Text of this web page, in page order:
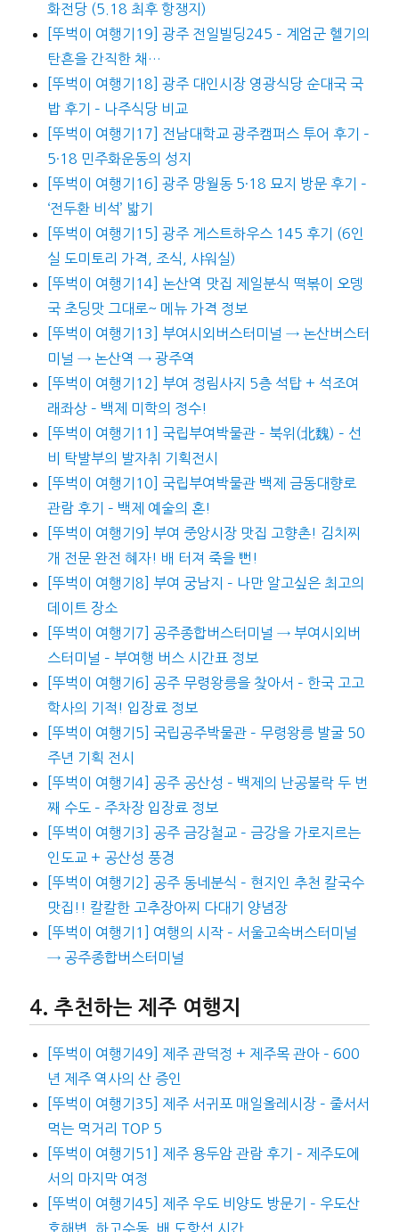
화전당 (5.18 최후 항쟁지)
[뚜벅이 여행기19] 광주 전일빌딩245 – 계엄군 헬기의
탄흔을 간직한 채…
[뚜벅이 여행기18] 광주 대인시장 영광식당 순대국 국
밥 후기 – 나주식당 비교
[뚜벅이 여행기17] 전남대학교 광주캠퍼스 투어 후기 –
5·18 민주화운동의 성지
[뚜벅이 여행기16] 광주 망월동 5·18 묘지 방문 후기 –
‘전두환 비석’ 밟기
[뚜벅이 여행기15] 광주 게스트하우스 145 후기 (6인
실 도미토리 가격, 조식, 샤워실)
[뚜벅이 여행기14] 논산역 맛집 제일분식 떡볶이 오뎅
국 초딩맛 그대로~ 메뉴 가격 정보
[뚜벅이 여행기13] 부여시외버스터미널 → 논산버스터
미널 → 논산역 → 광주역
[뚜벅이 여행기12] 부여 정림사지 5층 석탑 + 석조여
래좌상 – 백제 미학의 정수!
[뚜벅이 여행기11] 국립부여박물관 – 북위(北魏) – 선
비 탁발부의 발자취 기획전시
[뚜벅이 여행기10] 국립부여박물관 백제 금동대향로
관람 후기 – 백제 예술의 혼!
[뚜벅이 여행기9] 부여 중앙시장 맛집 고향촌! 김치찌
개 전문 완전 혜자! 배 터져 죽을 뻔!
[뚜벅이 여행기8] 부여 궁남지 – 나만 알고싶은 최고의
데이트 장소
[뚜벅이 여행기7] 공주종합버스터미널 → 부여시외버
스터미널 – 부여행 버스 시간표 정보
[뚜벅이 여행기6] 공주 무령왕릉을 찾아서 – 한국 고고
학사의 기적! 입장료 정보
[뚜벅이 여행기5] 국립공주박물관 – 무령왕릉 발굴 50
주년 기획 전시
[뚜벅이 여행기4] 공주 공산성 – 백제의 난공불락 두 번
째 수도 – 주차장 입장료 정보
[뚜벅이 여행기3] 공주 금강철교 – 금강을 가로지르는
인도교 + 공산성 풍경
[뚜벅이 여행기2] 공주 동네분식 – 현지인 추천 칼국수
맛집!! 칼칼한 고추장아찌 다대기 양념장
[뚜벅이 여행기1] 여행의 시작 – 서울고속버스터미널
→ 공주종합버스터미널
추천하는 제주 여행지
[뚜벅이 여행기49] 제주 관덕정 + 제주목 관아 – 600
년 제주 역사의 산 증인
[뚜벅이 여행기35] 제주 서귀포 매일올레시장 – 줄서서
먹는 먹거리 TOP 5
[뚜벅이 여행기51] 제주 용두암 관람 후기 – 제주도에
서의 마지막 여정
[뚜벅이 여행기45] 제주 우도 비양도 방문기 – 우도산
호해변, 하고수동, 배 도항선 시간